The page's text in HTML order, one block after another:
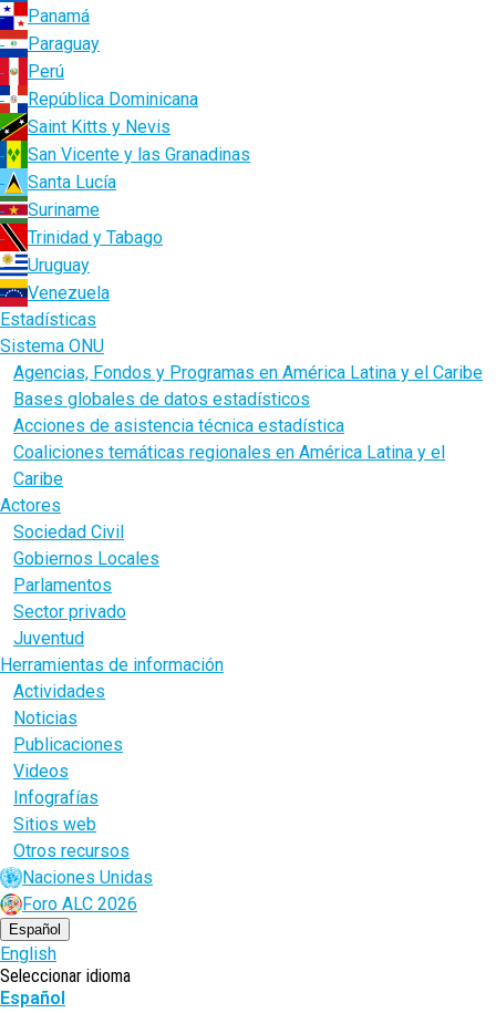
Panamá
Paraguay
Perú
República Dominicana
Saint Kitts y Nevis
San Vicente y las Granadinas
Santa Lucía
Suriname
Trinidad y Tabago
Uruguay
Venezuela
Estadísticas
Sistema ONU
Agencias, Fondos y Programas en América Latina y el Caribe
Bases globales de datos estadísticos
Acciones de asistencia técnica estadística
Coaliciones temáticas regionales en América Latina y el
Caribe
Actores
Sociedad Civil
Gobiernos Locales
Parlamentos
Sector privado
Juventud
Herramientas de información
Actividades
Noticias
Publicaciones
Videos
Infografías
Sitios web
Otros recursos
Naciones Unidas
Foro ALC 2026
Español
English
Seleccionar idioma
Español